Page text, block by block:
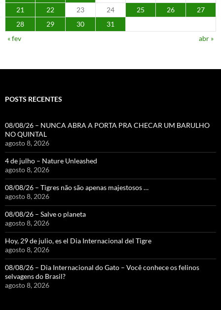
21 22 23 24 25 26
27
28
29 30
31
« fev
abr »
POSTS RECENTES
08/08/26 – NUNCA ABRA A PORTA PRA CHECAR UM BARULHO
NO QUINTAL
agosto 8, 2026
4 de julho – Nature Unleashed
agosto 8, 2026
08/08/26 – Tigres não são apenas majestosos …
agosto 8, 2026
08/08/26 – Salve o planeta
agosto 8, 2026
Hoy, 29 de julio, es el Dia Internacional del Tigre
agosto 8, 2026
08/08/26 – Dia Internacional do Gato – Você conhece os felinos
selvagens do Brasil?
agosto 8, 2026